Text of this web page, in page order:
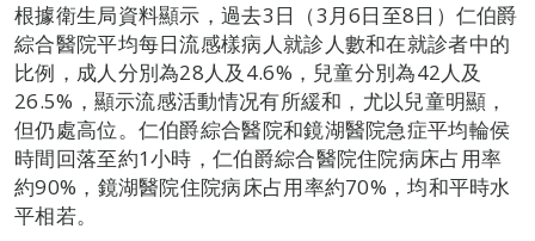
根據衛生局資料顯示，過去3日（3月6日至8日）仁伯爵
綜合醫院平均每日流感樣病人就診人數和在就診者中的
比例，成人分別為28人及4.6%，兒童分別為42人及
26.5%，顯示流感活動情况有所緩和，尤以兒童明顯，
但仍處高位。仁伯爵綜合醫院和鏡湖醫院急症平均輪侯
時間回落至約1小時，仁伯爵綜合醫院住院病床占用率
約90%，鏡湖醫院住院病床占用率約70%，均和平時水
平相若。